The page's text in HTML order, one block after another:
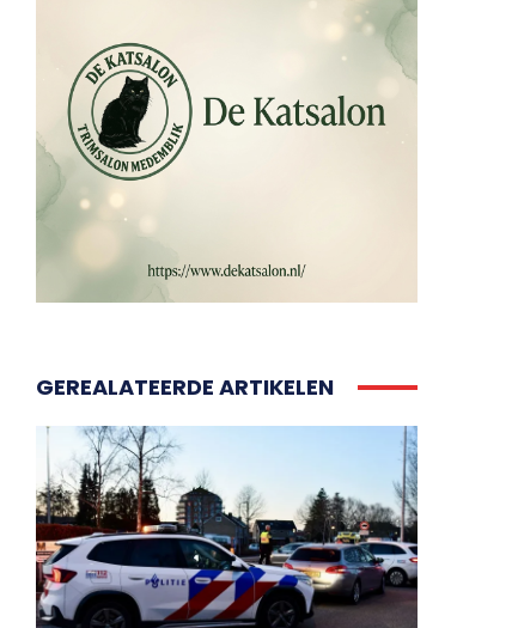
GEREALATEERDE ARTIKELEN